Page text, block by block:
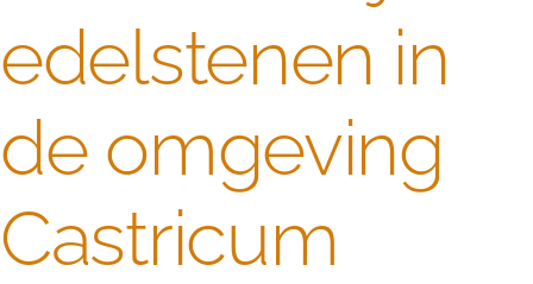
edelstenen in
de omgeving
Castricum